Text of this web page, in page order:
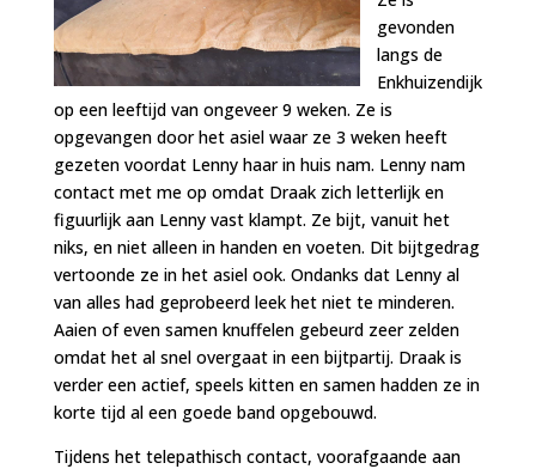
gevonden
langs de
Enkhuizendijk
op een leeftijd van ongeveer 9 weken. Ze is
opgevangen door het asiel waar ze 3 weken heeft
gezeten voordat Lenny haar in huis nam. Lenny nam
contact met me op omdat Draak zich letterlijk en
figuurlijk aan Lenny vast klampt. Ze bijt, vanuit het
niks, en niet alleen in handen en voeten. Dit bijtgedrag
vertoonde ze in het asiel ook. Ondanks dat Lenny al
van alles had geprobeerd leek het niet te minderen.
Aaien of even samen knuffelen gebeurd zeer zelden
omdat het al snel overgaat in een bijtpartij. Draak is
verder een actief, speels kitten en samenhadden ze in
korte tijd al een goede band opgebouwd.
Tijdens het telepathisch contact, voorafgaande aan